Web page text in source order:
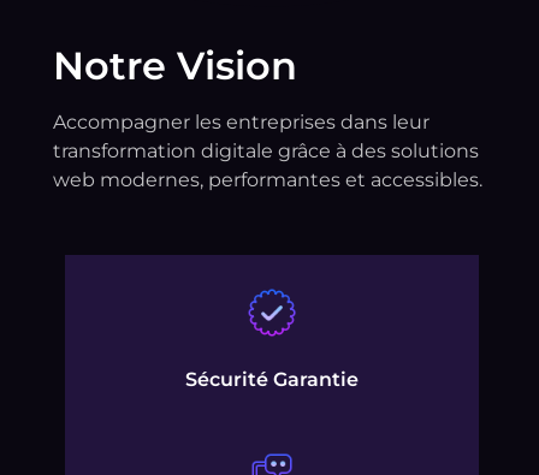
Notre Vision
Accompagner les entreprises dans leur
transformation digitale grâce à des solutions
web modernes, performantes et accessibles.
Sécurité Garantie